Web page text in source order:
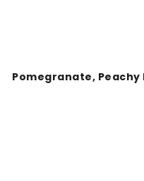
Pomegranate, Peachy